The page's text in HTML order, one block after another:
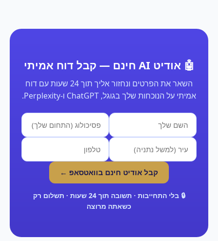
🤖 אודיט AI חינם — קבל דוח אמיתי
השאר את הפרטים ונחזור אליך תוך 24 שעות עם דוח
אמיתי על הנוכחות שלך בגוגל, ChatGPT ו-Perplexity.
קבל אודיט חינם בוואטסאפ ←
🔒 בלי התחייבות · תשובה תוך 24 שעות · תשלום רק
כשאתה מרוצה